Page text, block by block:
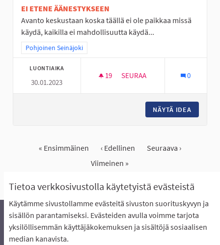
Tietoa verkkosivustolla käytetyistä evästeistä
Käytämme sivustollamme evästeitä sivuston suorituskyvyn ja
sisällön parantamiseksi. Evästeiden avulla voimme tarjota
yksilöllisemmän käyttäjäkokemuksen ja sisältöjä sosiaalisen
median kanavista.
EI ETENE ÄÄNESTYKSEEN
Avanto keskustaan koska täällä ei ole paikkaa missä
käydä, kaikilla ei mahdollisuutta käydä...
Rajaa tulokset teeman mukaan: Pohjoinen Seinäjoki
Pohjoinen Seinäjoki
LUONTIAIKA
30.01.2023
19 19 SEURAAJAA
SEURAA 0
NÄYTÄ IDEA
« Ensimmäinen ‹ Edellinen
Seuraava ›
Viimeinen »
Näytä kaikki peruutetut ideat
Äänestyksen pikaohjeet
Usein kysytyt kysymykset
Näin äänestät Asukasbudjetissa